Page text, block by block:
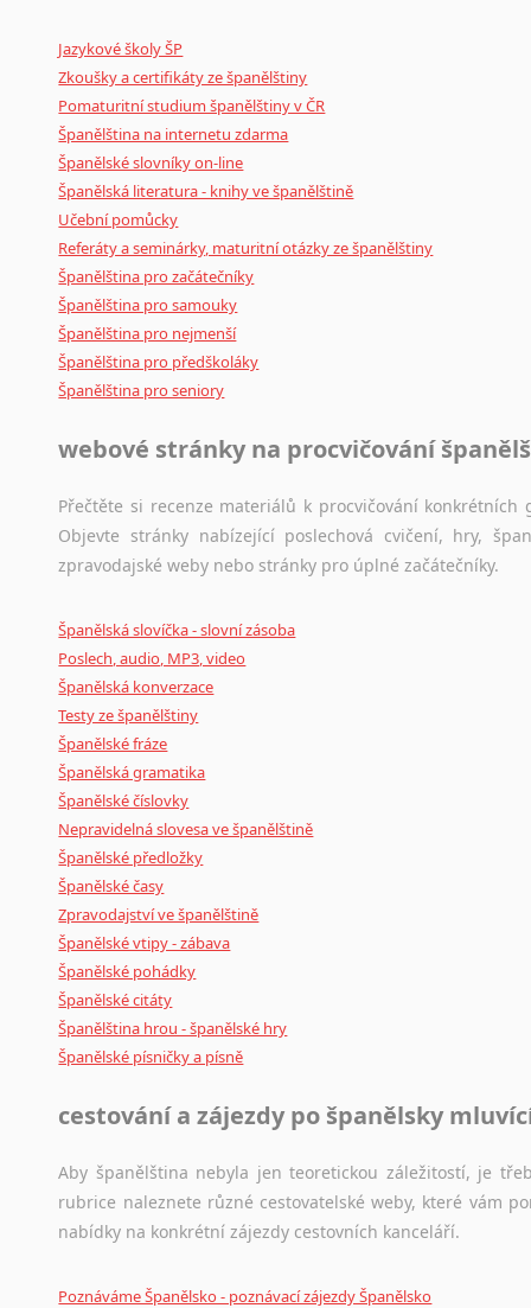
poradny a pravidla
Jazykové školy ŠP
Zkoušky a certifikáty ze španělštiny
Pomaturitní studium španělštiny v ČR
Španělština na internetu zdarma
Španělské slovníky on-line
Španělská literatura - knihy ve španělštině
Učební pomůcky
Referáty a seminárky, maturitní otázky ze španělštiny
Španělština pro začátečníky
Španělština pro samouky
Španělština pro nejmenší
Španělština pro předškoláky
Španělština pro seniory
webové stránky na procvičování
Přečtěte si recenze materiálů k procvičování
Objevte stránky nabízející poslechová cvičení, hry,
zpravodajské weby nebo stránky pro úplné začátečníky.
Španělská slovíčka - slovní zásoba
Poslech, audio, MP3, video
Španělská konverzace
Testy ze španělštiny
Španělské fráze
Španělská gramatika
Španělské číslovky
Nepravidelná slovesa ve španělštině
Španělské předložky
Španělské časy
Zpravodajství ve španělštině
Španělské vtipy - zábava
Španělské pohádky
Španělské citáty
Španělština hrou - španělské hry
Španělské písničky a písně
cestování a zájezdy po španělsky
Aby španělština nebyla jen teoretickou záležitostí, je
rubrice naleznete různé cestovatelské weby, které vám
nabídky na konkrétní zájezdy cestovních kanceláří.
Poznáváme Španělsko - poznávací zájezdy Španělsko